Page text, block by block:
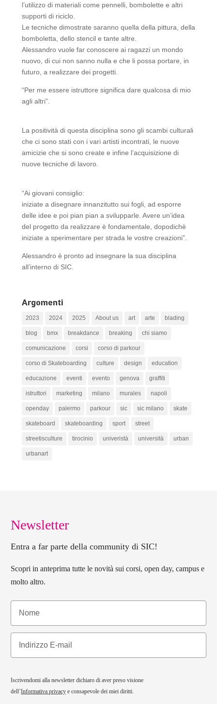
l’utilizzo di materiali come pennelli, bombolette e altri
supporti di riciclo.
Le tecniche dimostrate saranno quella della pittura, della
bomboletta, dello stencil e tante altre.
Alessandro vuole far conoscere ai ragazzi un mondo
nuovo, di cui non sanno nulla e che li possa portare, in
futuro, a realizzare dei progetti.
“Per me essere istruttore significa dare qualcosa di mio
agli altri”.
La positività di questa disciplina sono gli scambi culturali
che ci sono stati con i vari artisti incontrati, le nuove
amicizie che si sono create e infine l’acquisizione di
nuove tecniche di lavoro.
“Ai giovani consiglio:
iniziate a disegnare innanzitutto sui fogli, ad esporre
delle idee e poi pian pian a svilupparle. Avere un’idea
del progetto da realizzare è fondamentale, dopodichè
iniziate a sperimentare per strada le vostre creazioni”.
Alessandro è pronto ad insegnare la sua disciplina
all’interno di SIC.
Argomenti
2023 2024 2025 About us art arte blading
blog bmx breakdance breaking chi siamo
comunicazione corsi corso di parkour
corso di Skateboarding culture design education
educazione eventi evento genova graffiti
istruttori marketing milano murales napoli
openday palermo parkour sic sic milano skate
skateboard skateboarding sport street
streetisculture tirocinio univeristà università urban
urbanart
Newsletter
Entra a far parte della community di SIC!
Scopri in anteprima tutte le novità sui corsi, open day, campus e
molto altro.
Iscrivendomi alla newsletter dichiaro di aver preso visione
dell’Informativa privacy e consapevole dei miei diritti.